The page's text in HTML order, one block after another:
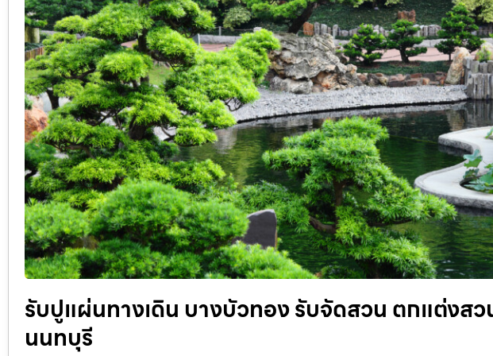
รับปูแผ่นทางเดิน บางบัวทอง รับจัดสวน ตกแต่งส
นนทบุรี